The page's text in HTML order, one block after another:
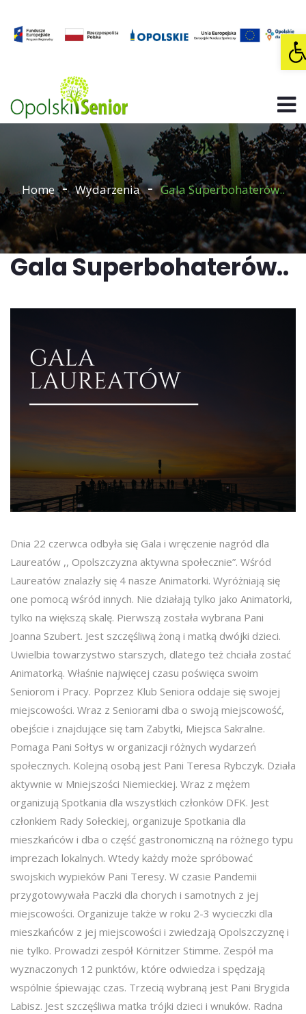
Home Wydarzenia Gala Superbohaterów..
Gala Superbohaterów..
Dnia 22 czerwca odbyła się Gala i wręczenie nagród dla
Laureatów ,, Opolszczyzna aktywna społecznie”. Wśród
Laureatów znalazły się 4 nasze Animatorki. Wyróżniają się
one pomocą wśród innych. Nie działają tylko jako Animatorki,
tylko na większą skalę. Pierwszą została wybrana Pani
Joanna Szubert. Jest szczęśliwą żoną i matką dwójki dzieci.
Uwielbia towarzystwo starszych, dlatego też chciała zostać
Animatorką. Właśnie najwięcej czasu poświęca swoim
Seniorom i Pracy. Poprzez Klub Seniora oddaje się swojej
miejscowości. Wraz z Seniorami dba o swoją miejscowość,
obejście i znajdujące się tam Zabytki, Miejsca Sakralne.
Pomaga Pani Sołtys w organizacji różnych wydarzeń
społecznych. Kolejną osobą jest Pani Teresa Rybczyk. Działa
aktywnie w Mniejszości Niemieckiej. Wraz z mężem
organizują Spotkania dla wszystkich członków DFK. Jest
członkiem Rady Sołeckiej, organizuje Spotkania dla
mieszkańców i dba o część gastronomiczną na różnego typu
imprezach lokalnych. Wtedy każdy może spróbować
swojskich wypieków Pani Teresy. W czasie Pandemii
przygotowywała Paczki dla chorych i samotnych z jej
miejscowości. Organizuje także w roku 2-3 wycieczki dla
mieszkańców z jej miejscowości i zwiedzają Opolszczyznę i
nie tylko. Prowadzi zespół Körnitzer Stimme. Zespół ma
wyznaczonych 12 punktów, które odwiedza i spędzają
wspólnie śpiewając czas. Trzecią wybraną jest Pani Brygida
Labisz. Jest szczęśliwa matka trójki dzieci i wnuków. Radna